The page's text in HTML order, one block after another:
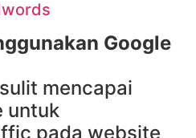
Google
mencapai
untuk
pada website